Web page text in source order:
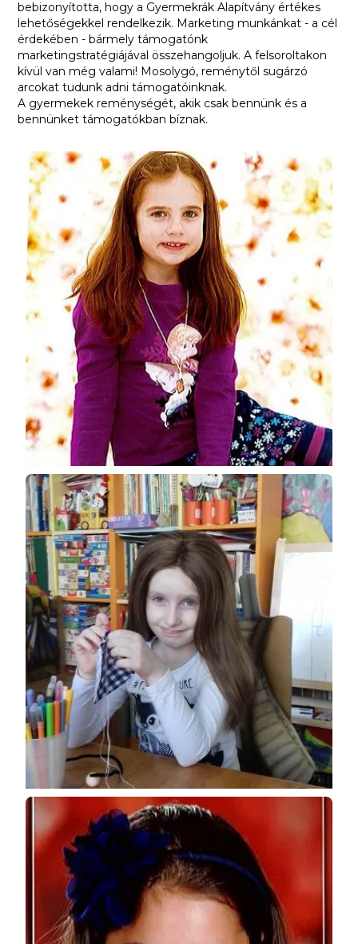
bebizonyította, hogy a Gyermekrák Alapítvány értékes
lehetőségekkel rendelkezik. Marketing munkánkat - a cél
érdekében - bármely támogatónk
marketingstratégiájával összehangoljuk. A felsoroltakon
kívül van még valami! Mosolygó, reménytől sugárzó
arcokat tudunk adni támogatóinknak.
A gyermekek reménységét, akik csak bennünk és a
bennünket támogatókban bíznak.